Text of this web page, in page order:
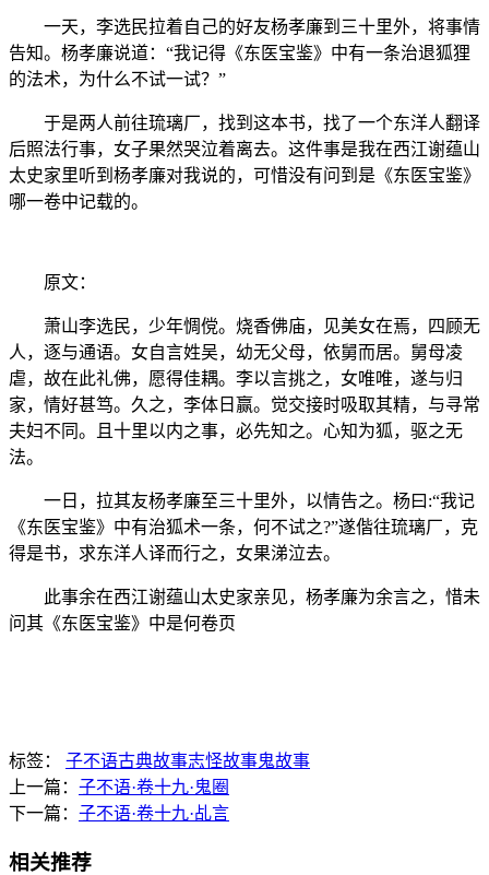
一天，李选民拉着自己的好友杨孝廉到三十里外，将事情
告知。杨孝廉说道：“我记得《东医宝鉴》中有一条治退狐狸
的法术，为什么不试一试？”
于是两人前往琉璃厂，找到这本书，找了一个东洋人翻译
后照法行事，女子果然哭泣着离去。这件事是我在西江谢蕴山
太史家里听到杨孝廉对我说的，可惜没有问到是《东医宝鉴》
哪一卷中记载的。
原文：
萧山李选民，少年惆傥。烧香佛庙，见美女在焉，四顾无
人，逐与通语。女自言姓吴，幼无父母，依舅而居。舅母凌
虐，故在此礼佛，愿得佳耦。李以言挑之，女唯唯，遂与归
家，情好甚笃。久之，李体日赢。觉交接时吸取其精，与寻常
夫妇不同。且十里以内之事，必先知之。心知为狐，驱之无
法。
一日，拉其友杨孝廉至三十里外，以情告之。杨曰:“我记
《东医宝鉴》中有治狐术一条，何不试之?”遂偕往琉璃厂，克
得是书，求东洋人译而行之，女果涕泣去。
此事余在西江谢蕴山太史家亲见，杨孝廉为余言之，惜未
问其《东医宝鉴》中是何卷页
标签： 子不语古典故事志怪故事鬼故事
上一篇： 子不语·卷十九·鬼圈
下一篇： 子不语·卷十九·乩言
相关推荐